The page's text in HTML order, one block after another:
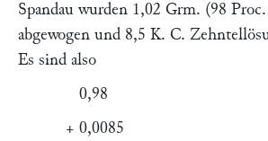
Spandau wurden 1,02 Grm. (98
abgewogen und 8,5 K. C.
Es sind also
0,98
+ 0,0085